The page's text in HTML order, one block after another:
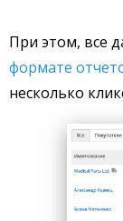
При этом, все
формате
несколько